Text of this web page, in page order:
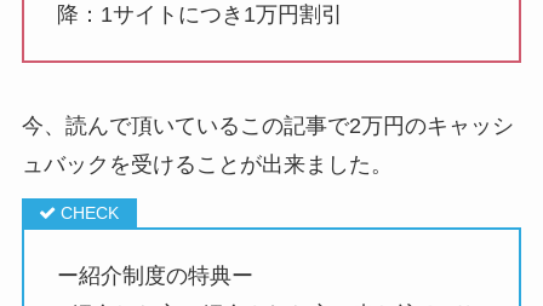
降：1サイトにつき1万円割引
今、読んで頂いているこの記事で2万円のキャッシ
ュバックを受けることが出来ました。
ー紹介制度の特典ー